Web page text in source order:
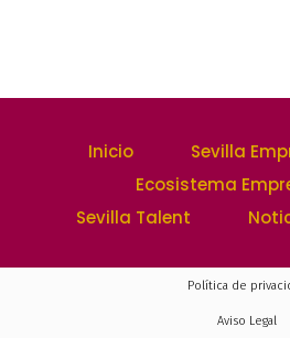
Inicio
Sevilla
Ecosistema
Sevilla Talent
Política de
Aviso Legal